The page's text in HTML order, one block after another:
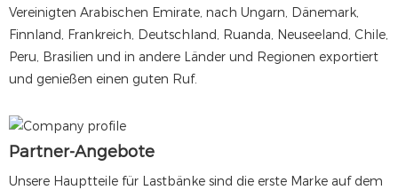
Vereinigten Arabischen Emirate, nach Ungarn, Dänemark,
Finnland, Frankreich, Deutschland, Ruanda, Neuseeland, Chile,
Peru, Brasilien und in andere Länder und Regionen exportiert
und genießen einen guten Ruf.
Partner-Angebote
Unsere Hauptteile für Lastbänke sind die erste Marke auf dem